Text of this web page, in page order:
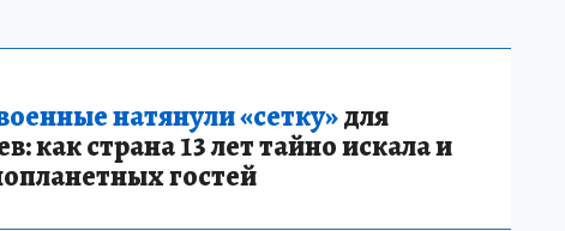
натянули «сетку»для
как страна 13 лет тайно искала и
гостей